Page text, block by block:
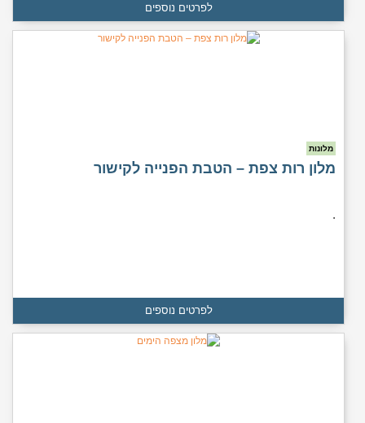
לפרטים נוספים
מלונות
מלון רות צפת – הטבת הפנייה לקישור
.
לפרטים נוספים